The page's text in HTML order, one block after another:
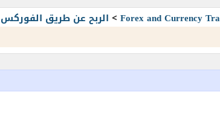
> الربح عن طريق الفوركس